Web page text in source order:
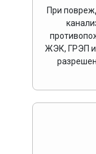
При
ЖЭК, ГРЭП